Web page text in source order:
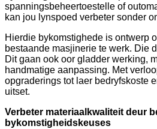
spanningsbeheertoestelle of
kan jou lynspoed verbeter sonder
Hierdie bykomstighede is ontwerp
bestaande masjinerie te werk. Die
Dit gaan ook oor gladder werking,
handmatige aanpassing. Met
opgraderings tot laer bedryfskoste
uitset.
Verbeter materiaalkwaliteit deur
bykomstigheidskeuses